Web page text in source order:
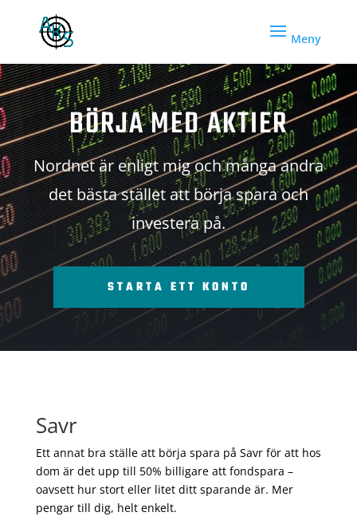
BÖRJA MED AKTIER
Nordnet är enligt mig och många andra
det bästa stället att börja spara och
investera på.
STARTA ETT KONTO
Savr
Ett annat bra ställe att börja spara på Savr för att hos
dom är det upp till 50% billigare att fondspara –
oavsett hur stort eller litet ditt sparande är. Mer
pengar till dig, helt enkelt.